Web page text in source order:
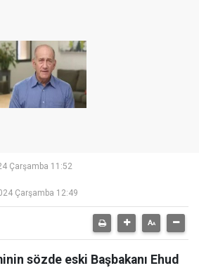
Çarşamba 11:52
Çarşamba 12:49
sözde eski Başbakanı Ehud